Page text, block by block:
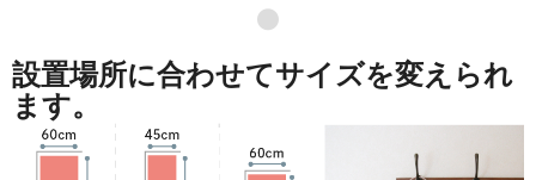
●
設置場所に合わせてサイズを変えられ
ます。